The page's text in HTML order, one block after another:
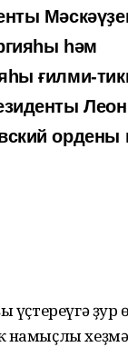
һәм
ғилми-
ордены
үҫтереүгә